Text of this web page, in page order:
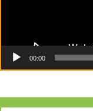
00:00